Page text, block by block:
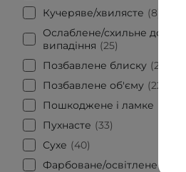
Кучеряве/хвилясте
8
Ослаблене/схильне до
випадіння
25
Позбавлене блиску 24
Позбавлене об'єму 22
Пошкоджене і ламке
Пухнасте
33
Сухе
40
Фарбоване/освітлене